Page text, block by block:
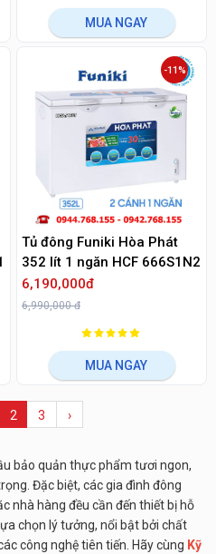
MUA NGAY
Tủ đông Funiki Hòa Phát
352 lít 1 ngăn HCF 666S1N2
6,190,000đ
6,990,000 đ
-11%
MUA NGAY
2 3 ›
bảo quản thực phẩm tươi ngon,
Đặc biệt, các gia đình đông
nhà hàng đều cần đến thiết bị hỗ
chọn lý tưởng, nổi bật bởi chất
công nghệ tiên tiến. Hãy cùng Kỹ